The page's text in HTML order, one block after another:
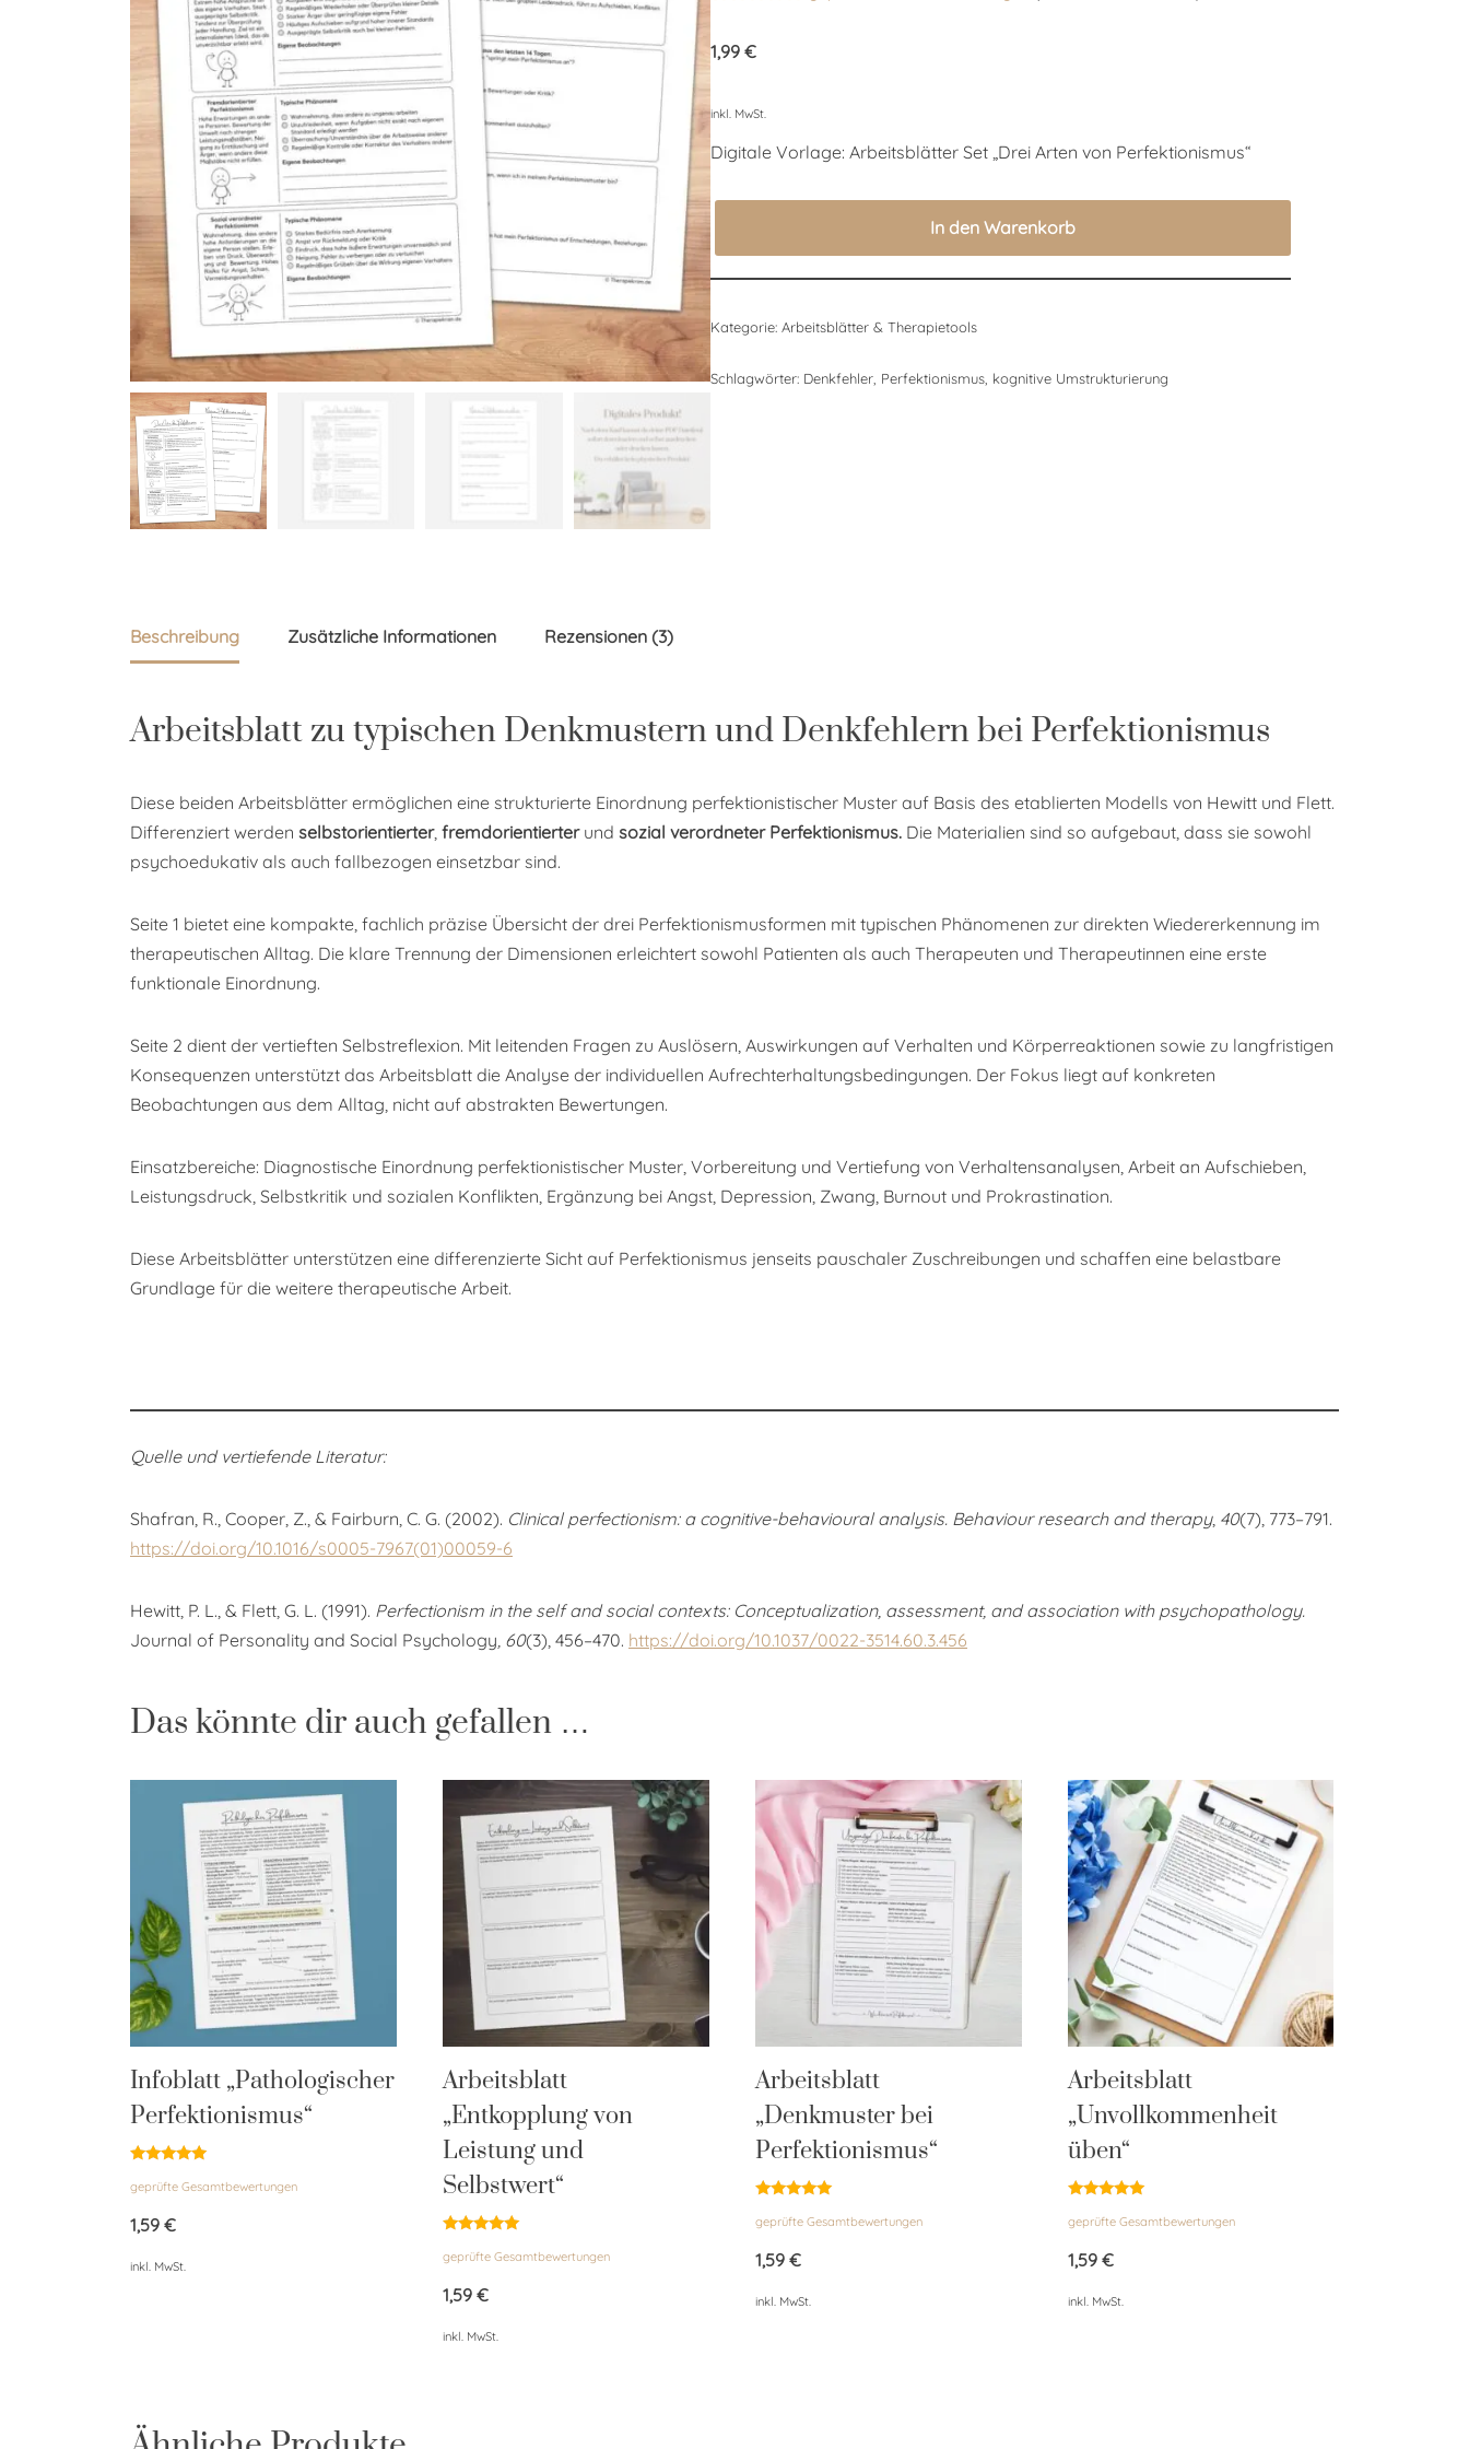
basierend
Kundenbewertungen
1,99 €
inkl. MwSt.
Digitale Vorlage: Arbeitsblätter Set „Drei Arten von Perfektionismus“
In den Warenkorb
Kategorie: Arbeitsblätter & Therapietools
Schlagwörter: Denkfehler, Perfektionismus, kognitive Umstrukturierung
Beschreibung Zusätzliche Informationen Rezensionen (3)
Arbeitsblatt zu typischen Denkmustern und Denkfehlern bei Perfektionismus
Diese beiden Arbeitsblätter ermöglichen eine strukturierte Einordnung perfektionistischer Muster auf Basis des etablierten Modells von Hewitt und Flett.
Differenziert werden selbstorientierter, fremdorientierterund sozial verordneter Perfektionismus. Die Materialien sind so aufgebaut, dass sie sowohl
psychoedukativ als auch fallbezogen einsetzbar sind.
Seite 1 bietet eine kompakte, fachlich präzise Übersicht der drei Perfektionismusformen mit typischen Phänomenen zur direkten Wiedererkennung im
therapeutischen Alltag. Die klare Trennung der Dimensionen erleichtert sowohl Patienten als auch Therapeuten und Therapeutinnen eine erste
funktionale Einordnung.
Seite 2 dient der vertieften Selbstreflexion. Mit leitenden Fragen zu Auslösern, Auswirkungen auf Verhalten und Körperreaktionen sowie zu langfristigen
Konsequenzen unterstützt das Arbeitsblatt die Analyse der individuellen Aufrechterhaltungsbedingungen. Der Fokus liegt auf konkreten
Beobachtungen aus dem Alltag, nicht auf abstrakten Bewertungen.
Einsatzbereiche: Diagnostische Einordnung perfektionistischer Muster, Vorbereitung und Vertiefung von Verhaltensanalysen, Arbeit an Aufschieben,
Leistungsdruck, Selbstkritik und sozialen Konflikten, Ergänzung bei Angst, Depression, Zwang, Burnout und Prokrastination.
Diese Arbeitsblätter unterstützen eine differenzierte Sicht auf Perfektionismus jenseits pauschaler Zuschreibungen und schaffen eine belastbare
Grundlage für die weitere therapeutische Arbeit.
Quelle und vertiefende Literatur:
Shafran, R., Cooper, Z., & Fairburn, C. G. (2002). Clinical perfectionism: a cognitive-behavioural analysis. Behaviour research and therapy, 40(7), 773–791.
https://doi.org/10.1016/s0005-7967(01)00059-6
Hewitt, P. L., & Flett, G. L. (1991). Perfectionism in the self and social contexts: Conceptualization, assessment, and association with psychopathology.
Journal of Personality and Social Psychology, 60(3), 456–470. https://doi.org/10.1037/0022-3514.60.3.456
Das könnte dir auch gefallen …
Infoblatt „Pathologischer
Perfektionismus“
mit
von 5
geprüfte Gesamtbewertungen
1,59 €
inkl. MwSt.
Arbeitsblatt
„Entkopplung von
Leistung und
Selbstwert“
mit
von 5
geprüfte Gesamtbewertungen
1,59 €
inkl. MwSt.
Arbeitsblatt
„Denkmuster bei
Perfektionismus“
mit
von 5
geprüfte Gesamtbewertungen
1,59 €
inkl. MwSt.
Arbeitsblatt
„Unvollkommenheit
üben“
mit
von 5
geprüfte Gesamtbewertungen
1,59 €
inkl. MwSt.